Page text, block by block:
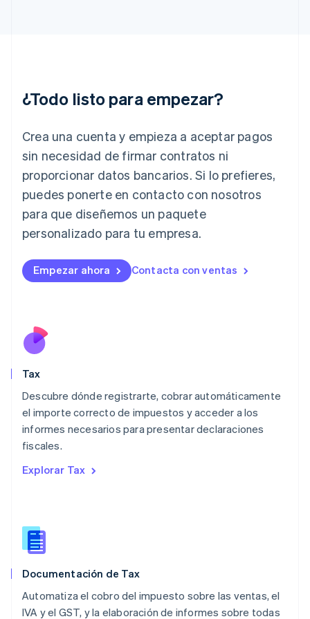
¿Todo listo para empezar?
Crea una cuenta y empieza a aceptar pagos
sin necesidad de firmar contratos ni
proporcionar datos bancarios. Si lo prefieres,
puedes ponerte en contacto con nosotros
para que diseñemos un paquete
personalizado para tu empresa.
Empezar ahora Contacta con ventas
Tax
Descubre dónde registrarte, cobrar automáticamente
el importe correcto de impuestos y acceder a los
informes necesarios para presentar declaraciones
fiscales.
Explorar Tax
Documentación de Tax
Automatiza el cobro del impuesto sobre las ventas, el
IVA y el GST, y la elaboración de informes sobre todas
Hungría
English
Irlanda
Italia
ItalianoEnglish
Japón
English
Letonia
Liechtenstein
DeutschEnglish
Français
Malasia
English
México
Español
Noruega
English
Nueva Zelandia
English
English
Portugal
RAE de Hong Kong, China
English简体中文
Reino Unido